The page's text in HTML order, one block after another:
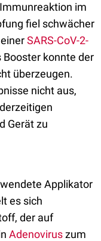
im
fiel schwächer
SARS-CoV-2-
konnte der
überzeugen.
nicht aus,
Gerät zu
Applikator
es sich
der auf
Adenoviruszum